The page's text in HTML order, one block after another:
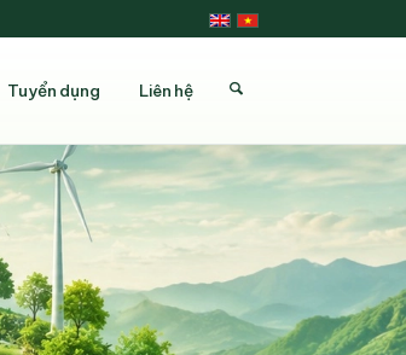
Tuyển dụng Liên hệ